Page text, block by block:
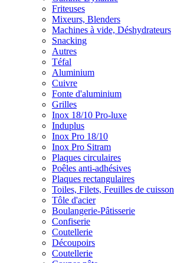
Friteuses
Mixeurs, Blenders
Machines à vide, Déshydrateurs
Snacking
Autres
Téfal
Aluminium
Cuivre
Fonte d'aluminium
Grilles
Inox 18/10 Pro-luxe
Induplus
Inox Pro 18/10
Inox Pro Sitram
Plaques circulaires
Poêles anti-adhésives
Plaques rectangulaires
Toiles, Filets, Feuilles de cuisson
Tôle d'acier
Boulangerie-Pâtisserie
Confiserie
Coutellerie
Découpoirs
Coutellerie